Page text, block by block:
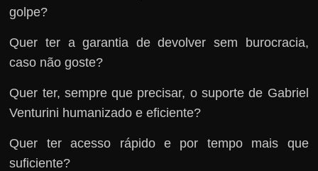
golpe?
Quer ter a garantia de devolver sem burocracia,
caso não goste?
Quer ter, sempre que precisar, o suporte de Gabriel
Venturini humanizado e eficiente?
Quer ter acesso rápido e por tempo mais que
suficiente?